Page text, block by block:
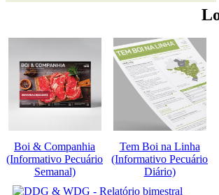
Boi & Companhia
(Informativo Pecuário
Semanal)
Tem Boi na Linha
(Informativo Pecuário
Diário)